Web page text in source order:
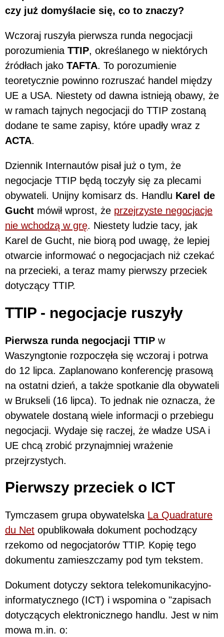
czy już domyślacie się, co to znaczy?
Wczoraj ruszyła pierwsza runda negocjacji
porozumienia TTIP, określanego w niektórych
źródłach jako TAFTA. To porozumienie
teoretycznie powinno rozruszać handel między
UE a USA. Niestety od dawna istnieją obawy, że
w ramach tajnych negocjacji do TTIP zostaną
dodane te same zapisy, które upadły wraz z
ACTA.
Dziennik Internautów pisał już o tym, że
negocjacje TTIP będą toczyły się za plecami
obywateli. Unijny komisarz ds. Handlu Karel de
Gucht mówił wprost, że przejrzyste negocjacje
nie wchodzą w grę. Niestety ludzie tacy, jak
Karel de Gucht, nie biorą pod uwagę, że lepiej
otwarcie informować o negocjacjach niż czekać
na przecieki, a teraz mamy pierwszy przeciek
dotyczący TTIP.
TTIP - negocjacje ruszyły
Pierwsza runda negocjacji TTIP w
Waszyngtonie rozpoczęła się wczoraj i potrwa
do 12 lipca. Zaplanowano konferencję prasową
na ostatni dzień, a także spotkanie dla obywateli
w Brukseli (16 lipca). To jednak nie oznacza, że
obywatele dostaną wiele informacji o przebiegu
negocjacji. Wydaje się raczej, że władze USA i
UE chcą zrobić przynajmniej wrażenie
przejrzystych.
Pierwszy przeciek o ICT
Tymczasem grupa obywatelska La Quadrature
du Net opublikowała dokument pochodzący
rzekomo od negocjatorów TTIP. Kopię tego
dokumentu zamieszczamy pod tym tekstem.
Dokument dotyczy sektora telekomunikacyjno-
informatycznego (ICT) i wspomina o "zapisach
dotyczących elektronicznego handlu. Jest w nim
mowa m.in. o: